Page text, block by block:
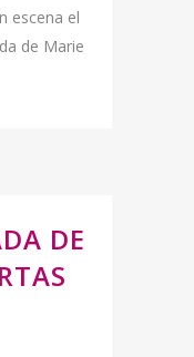
escena el
de Marie
DE